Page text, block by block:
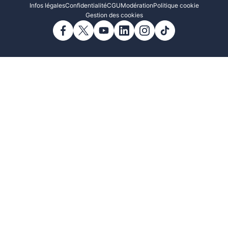
Infos légalesConfidentialitéCGUModérationPolitique cookie
Gestion des cookies